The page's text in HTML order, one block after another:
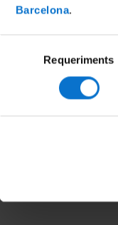
Barcelona.
consentiment
Requeriments
en la
El